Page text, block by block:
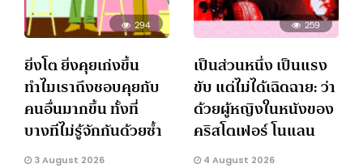
294
ยิ่งโต ยิ่งคุยเก่งขึ้น
ทำไมเราถึงชอบคุยกับ
คนอื่นมากขึ้น ทั้งที่
บางทีไม่รู้จักกันด้วยซ้ำ
3 August 2026
259
เป็นส่วนหนึ่ง เป็นแรง
ขับ แต่ไม่ได้เฉิดฉาย: ว่า
ด้วยผู้หญิงในหนังของ
คริสโตเฟอร์ โนแลน
4 August 2026